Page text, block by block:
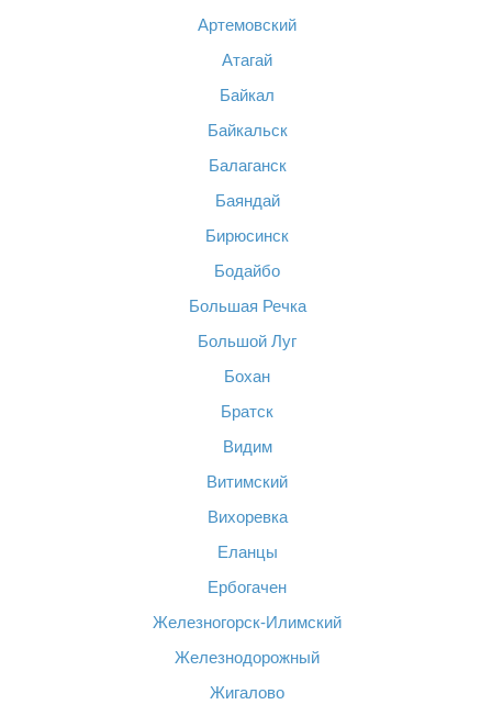
Артемовский
Атагай
Байкал
Байкальск
Балаганск
Баяндай
Бирюсинск
Бодайбо
Большая Речка
Большой Луг
Бохан
Братск
Видим
Витимский
Вихоревка
Еланцы
Ербогачен
Железногорск-Илимский
Железнодорожный
Жигалово